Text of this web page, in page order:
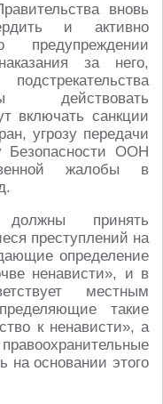
вновь
и активно
за него,
действовать
включать санкции
угрозу передачи
Безопасности ООН
жалобы в
принять
преступлений на
определение
ненависти», и в
местным
такие
к ненависти», а
на основании этого